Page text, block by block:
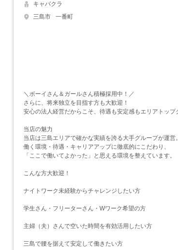
キャバクラ
三島市
一番町
＼ボーイさん＆ガールさん積極採用中！／
さらに、将来独立を目指す方も大歓迎！
安心の法人経営だからこそ、待遇も安定感もエリアトップ
当店の魅力
当店は三島エリアで確かな実績を誇る大手グループが運営。
働く環境・待遇・キャリアアップに徹底的にこだわり、
「ここで働いてよかった」と思える環境を整えています。
こんな方大歓迎！
ナイトワーク未経験からチャレンジしたい方
学生さん・フリーターさん・Wワーク希望の方
主婦（夫）さんで空いた時間を有効活用したい方
三島で腰を据えて安定して働きたい方